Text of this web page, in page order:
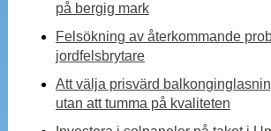
på bergig mark
Felsökning av återkommande
jordfelsbrytare
Att välja prisvärd
utan att tumma på kvaliteten